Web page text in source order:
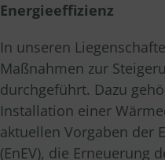
Energieeffizienz
In unseren
Maßnahmen zur
durchgeführt. Dazu
Installation einer
aktuellen Vorgaben der
(EnEV), die Erneuerung